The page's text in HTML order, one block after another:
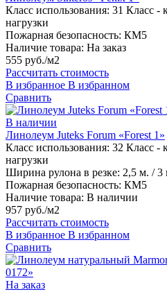
Класс использования: 31 Класс -
нагрузки
Пожарная безопасность: КМ5
Наличие товара: На заказ
555 руб./м2
Рассчитать стоимость
В избранное В избранном
Сравнить
В наличии
Линолеум Juteks Forum «Forest 1»
Класс использования: 32 Класс -
нагрузки
Ширина рулона в резке: 2,5 м. / 3
Пожарная безопасность: КМ5
Наличие товара: В наличии
957 руб./м2
Рассчитать стоимость
В избранное В избранном
Сравнить
На заказ